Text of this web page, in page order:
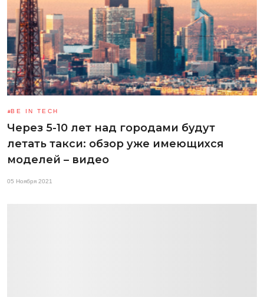
BE IN TECH
Через 5-10 лет над городами будут
летать такси: обзор уже имеющихся
моделей – видео
05 Ноября 2021